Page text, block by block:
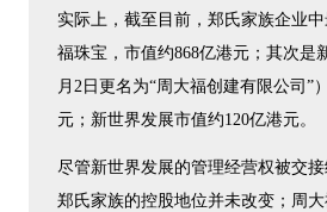
实际上，截至目前，郑氏家族企业
福珠宝，市值约868亿港元；其次是
月2日更名为“周大福创建有限公司”
元；新世界发展市值约120亿港元。
尽管新世界发展的管理经营权被交
郑氏家族的控股地位并未改变；周